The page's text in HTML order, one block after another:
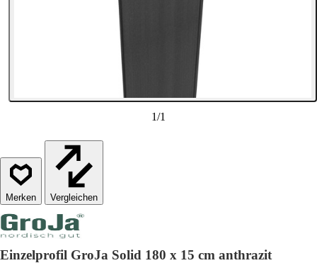
1/1
Vergleichen
Einzelprofil GroJa Solid 180 x 15 cm anthrazit